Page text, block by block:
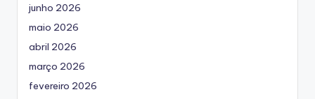
junho 2026
maio 2026
abril 2026
março 2026
fevereiro 2026